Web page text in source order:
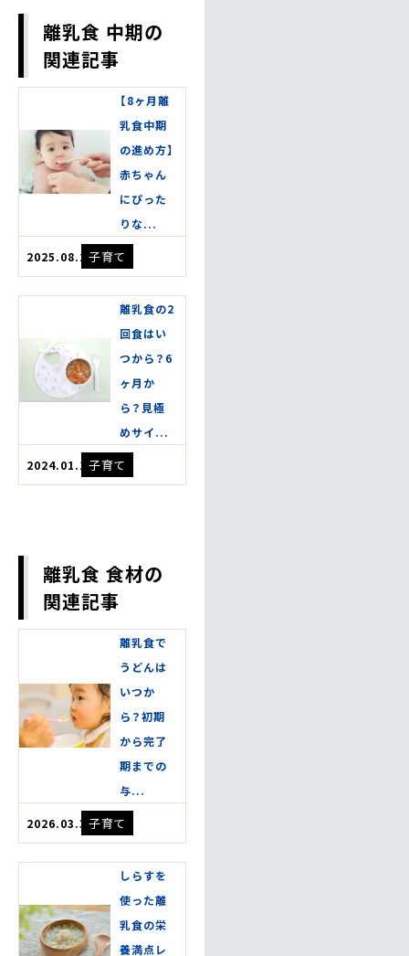
離乳食 中期の
関連記事
2025.08.21子育て
【8ヶ月離
乳食中期
の進め方】
赤ちゃん
にぴった
りな...
2024.01.10子育て
離乳食の2
回食はい
つから？6
ヶ月か
ら？見極
めサイ...
離乳食 食材の
関連記事
2026.03.31子育て
離乳食で
うどんは
いつか
ら？初期
から完了
期までの
与...
しらすを
使った離
乳食の栄
養満点レ